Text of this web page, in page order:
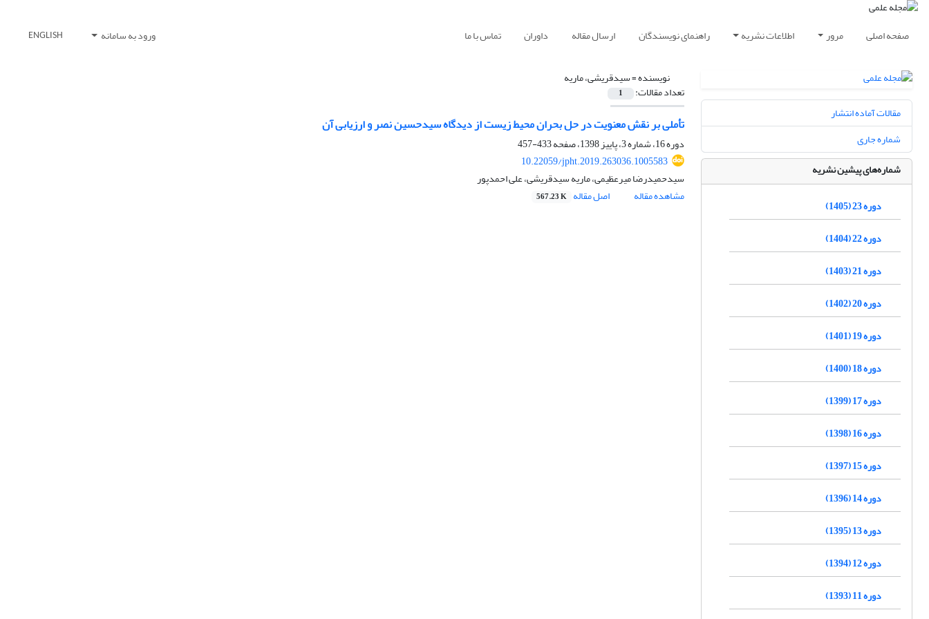
صفحه اصلی مرور اطلاعات نشریه راهنمای نویسندگان ارسال مقاله داوران تماس با ما ورود به سامانه ENGLISH
نویسنده =سیدقریشی، ماریه
تعداد مقالات: 1
تأملی بر نقش معنویت در حل بحران محیط زیست از دیدگاه سیدحسین نصر و ارزیابی آن
دوره 16، شماره 3، پاییز 1398، صفحه
433-457
10.22059/jpht.2019.263036.1005583
سیدحمیدرضا میرعظیمی، ماریه سیدقریشی، علی احمدپور
مشاهده مقاله
اصل مقاله 567.23 K
مقالات آماده انتشار
شماره جاری
شماره‌های پیشین نشریه
دوره 23 (1405)
دوره 22 (1404)
دوره 21 (1403)
دوره 20 (1402)
دوره 19 (1401)
دوره 18 (1400)
دوره 17 (1399)
دوره 16 (1398)
دوره 15 (1397)
دوره 14 (1396)
دوره 13 (1395)
دوره 12 (1394)
دوره 11 (1393)